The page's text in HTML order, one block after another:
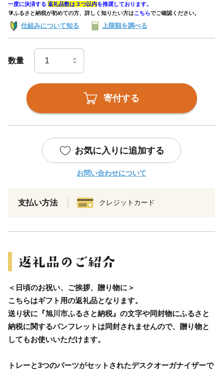
一度に決済する 返礼品数は３つ以内を推奨しております。
🔰ふるさと納税が初めての方、詳しく知りたい方はこちらでご確認ください。
仕組みについて知る 上限額を調べる
数量
寄付する
お気に入りに追加する
お問い合わせについて
支払い方法 クレジットカード
＜日頃のお祝い、ご挨拶、贈り物に＞
こちらはギフト用の返礼品となります。
送り状に『旭川市ふるさと納税』の文字や同封物にふるさと
納税に関するパンフレットは同封されませんので、贈り物と
してもお使いいただけます。
トレーと3つのパーツがセットされたデスクオーガナイザーで